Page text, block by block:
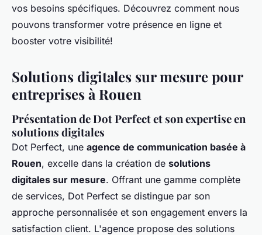
vos besoins spécifiques. Découvrez comment nous
pouvons transformer votre présence en ligne et
booster votre visibilité!
Solutions digitales sur mesure pour
entreprises à Rouen
Présentation de Dot Perfect et son expertise en
solutions digitales
Dot Perfect, une agence de communication basée à
Rouen, excelle dans la création de solutions
digitales sur mesure. Offrant une gamme complète
de services, Dot Perfect se distingue par son
approche personnalisée et son engagement envers la
satisfaction client. L'agence propose des solutions